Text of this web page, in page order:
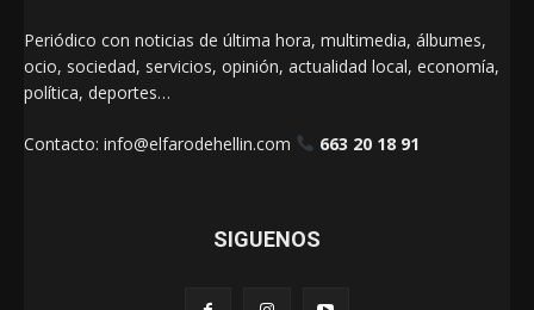
Periódico con noticias de última hora, multimedia, álbumes,
ocio, sociedad, servicios, opinión, actualidad local, economía,
política, deportes…
Contacto: info@elfarodehellin.com 663 20 18 91
SIGUENOS